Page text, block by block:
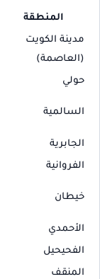
المنطقة
مدينة الكويت
(العاصمة)
حولي
السالمية
الجابرية
الفروانية
خيطان
الأحمدي
الفحيحيل
المنقف